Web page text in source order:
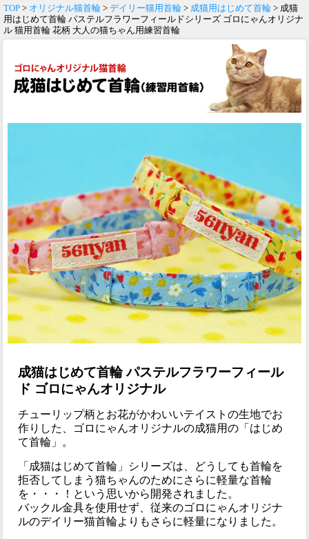
TOP > オリジナル猫首輪 > デイリー猫用首輪 > 成猫用はじめて首輪 > 成猫
用はじめて首輪 パステルフラワーフィールドシリーズ ゴロにゃんオリジナ
ル 猫用首輪 花柄 大人の猫ちゃん用練習首輪
成猫はじめて首輪 パステルフラワーフィール
ド ゴロにゃんオリジナル
チューリップ柄とお花がかわいいテイストの生地でお
作りした、ゴロにゃんオリジナルの成猫用の「はじめ
て首輪」。
「成猫はじめて首輪」シリーズは、どうしても首輪を
拒否してしまう猫ちゃんのためにさらに軽量な首輪
を・・・！という思いから開発されました。
バックル金具を使用せず、従来のゴロにゃんオリジナ
ルのデイリー猫首輪よりもさらに軽量になりました。